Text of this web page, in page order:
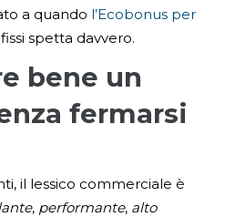
a quando l’Ecobonus per
spetta davvero.
bene un
fermarsi
il lessico commerciale è
, performante, alto